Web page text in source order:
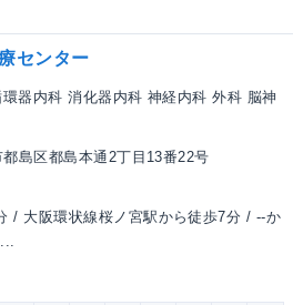
センター
器内科 消化器内科 神経内科 外科 脳神
島区都島本通2丁目13番22号
/ 大阪環状線桜ノ宮駅から徒歩7分 / --か